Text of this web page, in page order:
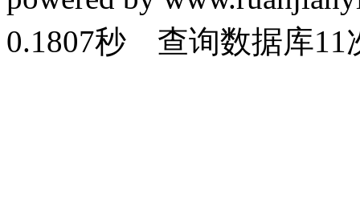
0.1807秒 查询数据库